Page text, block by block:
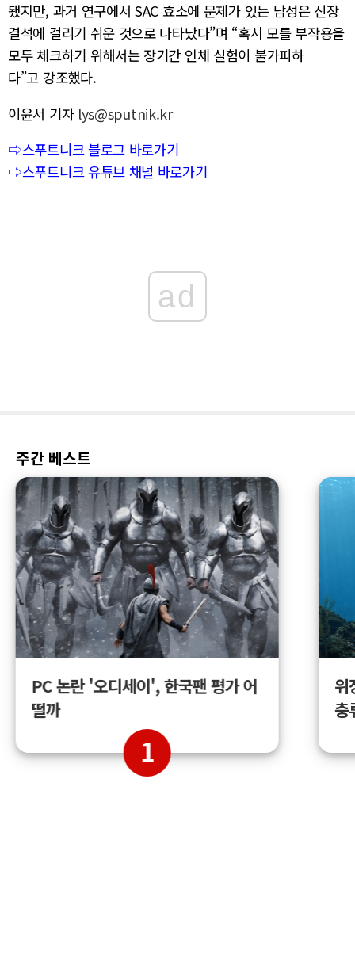
됐지만, 과거 연구에서 SAC 효소에 문제가 있는 남성은 신장
결석에 걸리기 쉬운 것으로 나타났다”며 “혹시 모를 부작용을
모두 체크하기 위해서는 장기간 인체 실험이 불가피하
다”고 강조했다.
이윤서 기자 lys@sputnik.kr
⇨스푸트니크 블로그 바로가기
⇨스푸트니크 유튜브 채널 바로가기
ad
주간 베스트
PC 논란 '오디세이', 한국팬 평가 어
떨까
1
위
충